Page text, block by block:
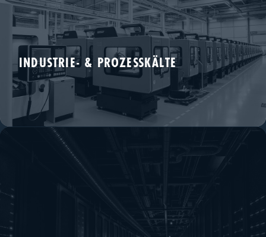
INDUSTRIE- & PROZESSKÄLTE
Chiller, Rückkühlwerke, Maschinen- und Anlagenbau.